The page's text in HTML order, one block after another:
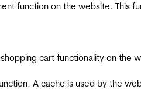
function on the website. This
cart functionality on the
A cache is used by the